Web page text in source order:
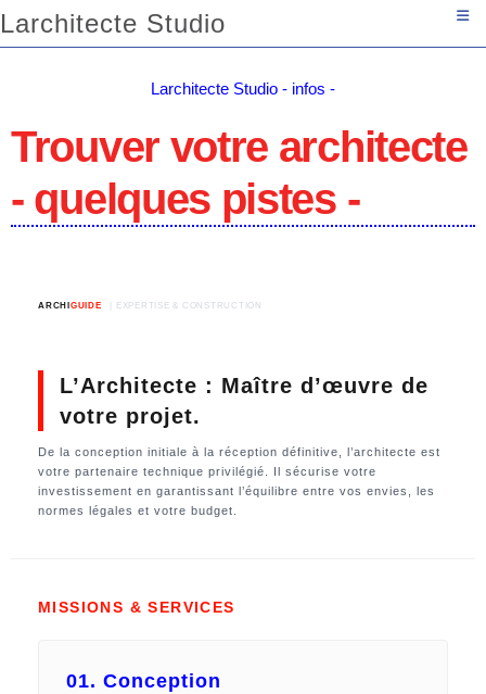
Larchitecte Studio
Larchitecte Studio - infos -
Trouver votre architecte
- quelques pistes -
ARCHI GUIDE | EXPERTISE & CONSTRUCTION
L’Architecte : Maître d’œuvre de
votre projet.
De la conception initiale à la réception définitive, l’architecte est
votre partenaire technique privilégié. Il sécurise votre
investissement en garantissant l’équilibre entre vos envies, les
normes légales et votre budget.
MISSIONS & SERVICES
01. Conception